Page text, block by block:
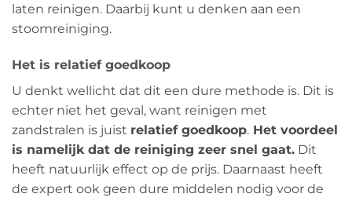
laten reinigen. Daarbij kunt u denken aan een
stoomreiniging.
Het is relatief goedkoop
U denkt wellicht dat dit een dure methode is. Dit is
echter niet het geval, want reinigen met
zandstralen is juist relatief goedkoop. Het voordeel
is namelijk dat de reiniging zeer snel gaat. Dit
heeft natuurlijk effect op de prijs. Daarnaast heeft
de expert ook geen dure middelen nodig voor de